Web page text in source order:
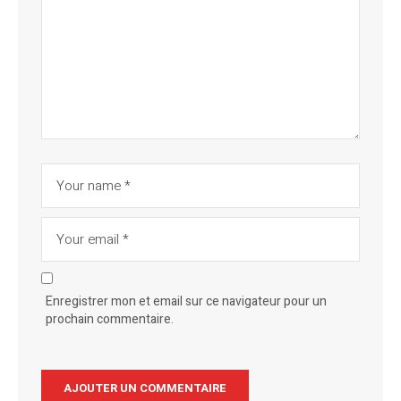
Enregistrer mon et email sur ce navigateur pour un
prochain commentaire.